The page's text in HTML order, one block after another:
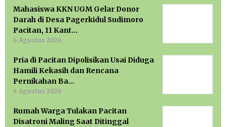
Mahasiswa KKN UGM Gelar Donor
Darah di Desa Pagerkidul Sudimoro
Pacitan, 11 Kant…
6 Agustus 2026
Pria di Pacitan Dipolisikan Usai Diduga
Hamili Kekasih dan Rencana
Pernikahan Ba…
4 Agustus 2026
Rumah Warga Tulakan Pacitan
Disatroni Maling Saat Ditinggal